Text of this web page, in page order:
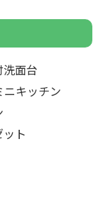
洗面台
ニキッチン
ット